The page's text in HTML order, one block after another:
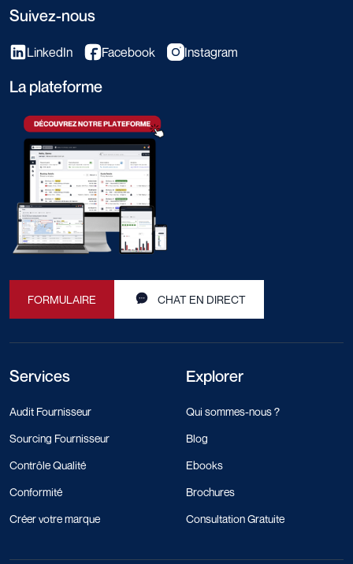
Suivez-nous
LinkedIn Facebook Instagram
La plateforme
FORMULAIRE CHAT EN DIRECT
Services
Audit Fournisseur
Sourcing Fournisseur
Contrôle Qualité
Conformité
Créer votre marque
Explorer
Qui sommes-nous ?
Blog
Ebooks
Brochures
Consultation Gratuite